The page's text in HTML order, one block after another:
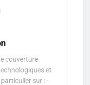
couverture
et
sur : -